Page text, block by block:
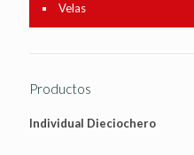
Velas
Productos
Individual Dieciochero